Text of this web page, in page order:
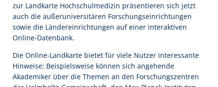
zur Landkarte Hochschulmedizin präsentieren sich jetzt
auch die außeruniversitären Forschungseinrichtungen
sowie die Ländereinrichtungen auf einer interaktiven
Online-Datenbank.
Die Online-Landkarte bietet für viele Nutzer interessante
Hinweise: Beispielsweise können sich angehende
Akademiker über die Themen an den Forschungszentren